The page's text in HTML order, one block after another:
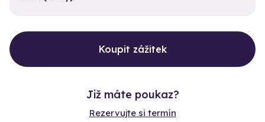
Koupit zážitek
Již máte poukaz?
Rezervujte si termín